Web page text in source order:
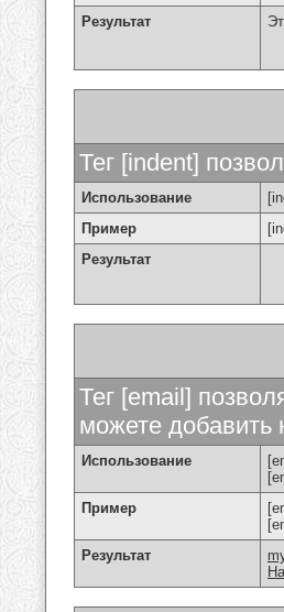
Результат
Тег [indent]
Использование
Пример
Результат
Тег [email]
можете добавить
Использование
Пример
Результат